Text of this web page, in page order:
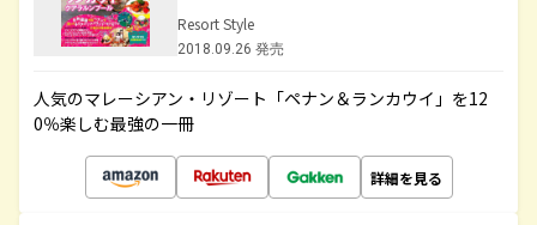
Resort Style
2018.09.26 発売
人気のマレーシアン・リゾート「ペナン＆ランカウイ」を12
0％楽しむ最強の一冊
詳細を見る